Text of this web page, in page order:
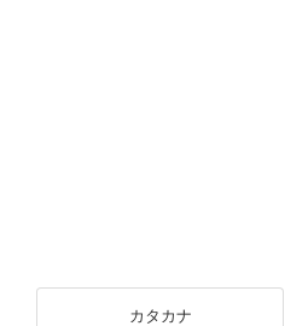
カタカナ